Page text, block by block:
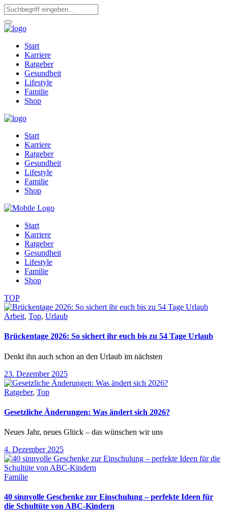
Start
Karriere
Ratgeber
Gesundheit
Lifestyle
Familie
Shop
Start
Karriere
Ratgeber
Gesundheit
Lifestyle
Familie
Shop
Start
Karriere
Ratgeber
Gesundheit
Lifestyle
Familie
Shop
TOP
Arbeit, Top, Urlaub
Brückentage 2026: So sichert ihr euch bis zu 54 Tage Urlaub
Denkt ihn auch schon an den Urlaub im nächsten
23. Dezember 2025
Ratgeber, Top
Gesetzliche Änderungen: Was ändert sich 2026?
Neues Jahr, neues Glück – das wünschen wir uns
4. Dezember 2025
Familie
40 sinnvolle Geschenke zur Einschulung – perfekte Ideen für
die Schultüte von ABC-Kindern